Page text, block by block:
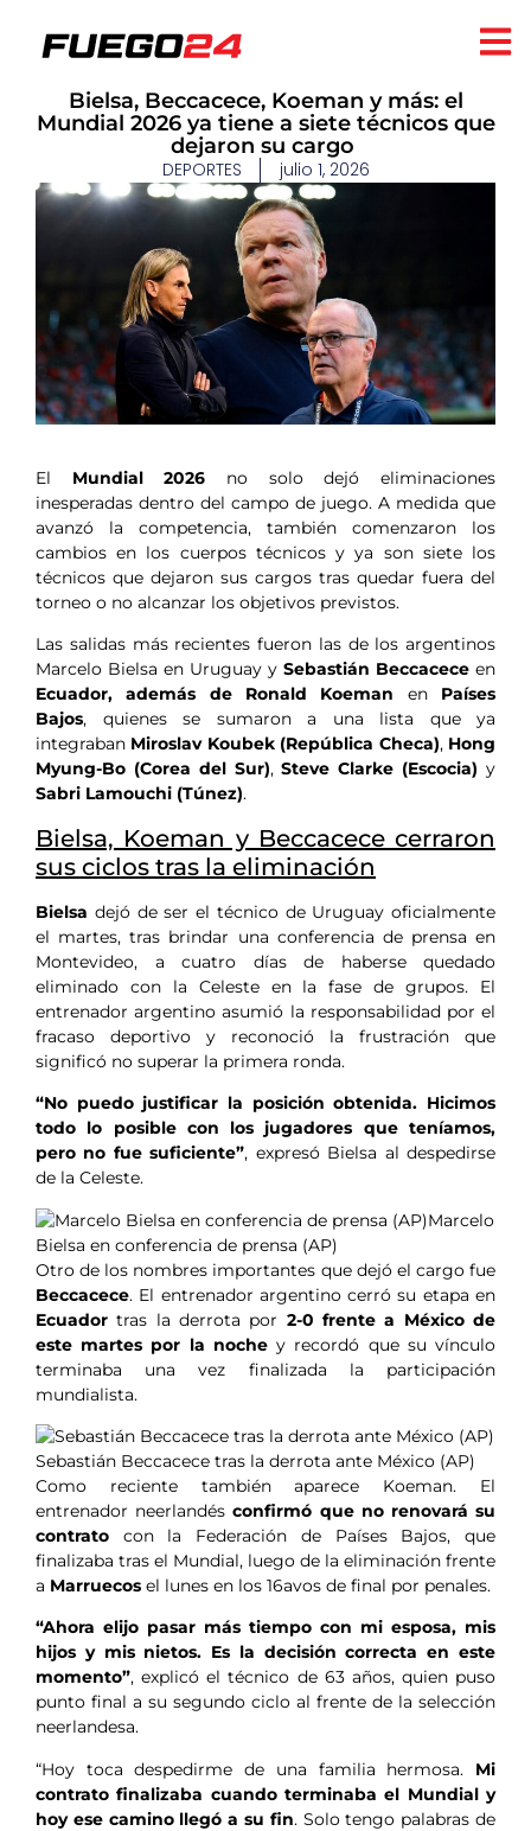
​Bielsa, Beccacece, Koeman y más: el
Mundial 2026 ya tiene a siete técnicos que
dejaron su cargo
DEPORTES julio 1, 2026
El Mundial 2026 no solo dejó eliminaciones
inesperadas dentro del campo de juego. A medida que
avanzó la competencia, también comenzaron los
cambios en los cuerpos técnicos y ya son siete los
técnicos que dejaron sus cargos tras quedar fuera del
torneo o no alcanzar los objetivos previstos.
Las salidas más recientes fueron las de los argentinos
Marcelo Bielsa en Uruguay y Sebastián Beccacece en
Ecuador, además de Ronald Koeman en Países
Bajos, quienes se sumaron a una lista que ya
integraban Miroslav Koubek (República Checa), Hong
Myung-Bo (Corea del Sur),Steve Clarke (Escocia) y
Sabri Lamouchi (Túnez).
Bielsa, Koeman y Beccacece cerraron
sus ciclos tras la eliminación
Bielsa dejó de ser el técnico de Uruguay oficialmente
el martes, tras brindar una conferencia de prensa en
Montevideo, a cuatro días de haberse quedado
eliminado con la Celeste en la fase de grupos. El
entrenador argentino asumió la responsabilidad por el
fracaso deportivo y reconoció la frustración que
significó no superar la primera ronda.
“No puedo justificar la posición obtenida. Hicimos
todo lo posible con los jugadores que teníamos,
pero no fue suficiente”, expresó Bielsa al despedirse
de la Celeste.
Marcelo
Bielsa en conferencia de prensa (AP)
Otro de los nombres importantes que dejó el cargo fue
Beccacece. El entrenador argentino cerró su etapa en
Ecuador tras la derrota por 2-0 frente a México de
este martes por la nochey recordó que su vínculo
terminaba una vez finalizada la participación
mundialista.
Sebastián Beccacece tras la derrota ante México (AP)
Como reciente también aparece Koeman. El
entrenador neerlandésconfirmó que no renovará su
contrato con la Federación de Países Bajos, que
finalizaba tras el Mundial, luego de la eliminación frente
a Marruecos el lunes en los 16avos de final por penales.
“Ahora elijo pasar más tiempo con mi esposa, mis
hijos y mis nietos. Es la decisión correcta en este
momento”, explicó el técnico de 63 años, quien puso
punto final a su segundo ciclo al frente de la selección
neerlandesa.
“Hoy toca despedirme de una familia hermosa. Mi
contrato finalizaba cuando terminaba el Mundial y
hoy ese camino llegó a su fin. Solo tengo palabras de